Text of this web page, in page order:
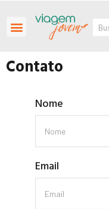
Contato
Nome
Email